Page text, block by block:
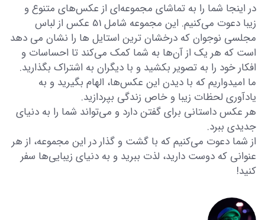
در اینجا شما را به تماشای مجموعه‌ای از عکس‌های متنوع و
زیبا دعوت می‌کنیم. این مجموعه شامل 51 عکس از لباس
مجلسی نوجوان که درخشان ترین استایل ها را نشان می دهد
است که هر یک از آن‌ها به شما کمک می‌کند تا احساسات و
افکار خود را به تصویر بکشید و با دیگران به اشتراک بگذارید.
ما امیدواریم که با دیدن این عکس‌ها، الهام بگیرید و به
یادآوری لحظات زیبا و خاص زندگی بپردازید.
هر عکس داستانی برای گفتن دارد و می‌تواند شما را به دنیای
جدیدی ببرد.
از شما دعوت می‌کنیم که با گشت و گذار در این مجموعه، از هر
عنوانی که دوست دارید، لذت ببرید و به دنیای زیبایی‌ها سفر
کنید!